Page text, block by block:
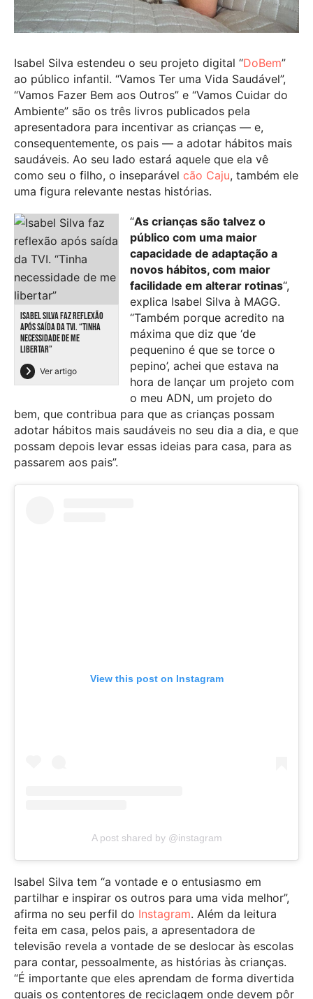
Isabel Silva estendeu o seu projeto digital “DoBem”
ao público infantil. “Vamos Ter uma Vida Saudável”,
“Vamos Fazer Bem aos Outros” e “Vamos Cuidar do
Ambiente” são os três livros publicados pela
apresentadora para incentivar as crianças — e,
consequentemente, os pais — a adotar hábitos mais
saudáveis. Ao seu lado estará aquele que ela vê
como seu o filho, o inseparável cão Caju, também ele
uma figura relevante nestas histórias.
ISABEL SILVA FAZ REFLEXÃO
APÓS SAÍDA DA TVI. “TINHA
NECESSIDADE DE ME
LIBERTAR”
Ver artigo
“As crianças são talvez o
público com uma maior
capacidade de adaptação a
novos hábitos, com maior
facilidade em alterar rotinas“,
explica Isabel Silva à MAGG.
“Também porque acredito na
máxima que diz que ‘de
pequenino é que se torce o
pepino’, achei que estava na
hora de lançar um projeto com
o meu ADN, um projeto do
bem, que contribua para que as crianças possam
adotar hábitos mais saudáveis no seu dia a dia, e que
possam depois levar essas ideias para casa, para as
passarem aos pais”.
View this post on Instagram
A post shared by @instagram
Isabel Silva tem “a vontade e o entusiasmo em
partilhar e inspirar os outros para uma vida melhor”,
afirma no seu perfil do Instagram. Além da leitura
feita em casa, pelos pais, a apresentadora de
televisão revela a vontade de se deslocar às escolas
para contar, pessoalmente, as histórias às crianças.
“É importante que eles aprendam de forma divertida
quais os contentores de reciclagem onde devem pôr